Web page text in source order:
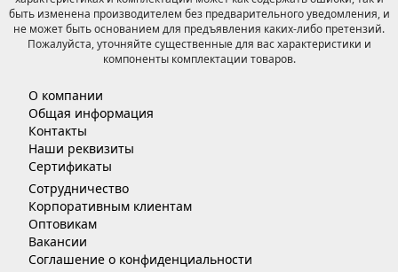
быть изменена производителем без предварительного уведомления, и
не может быть основанием для предъявления каких-либо претензий.
Пожалуйста, уточняйте существенные для вас характеристики и
компоненты комплектации товаров.
О компании
Общая информация
Контакты
Наши реквизиты
Сертификаты
Сотрудничество
Корпоративным клиентам
Оптовикам
Вакансии
Соглашение о конфиденциальности